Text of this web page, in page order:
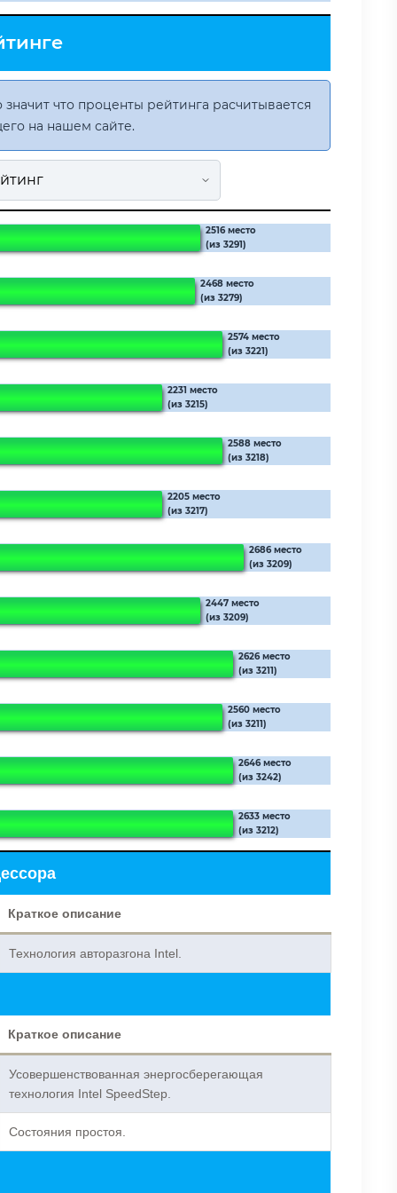
что проценты рейтинга расчитывается
на нашем сайте.
2516 место
(из 3291)
2468 место
(из 3279)
2574 место
(из 3221)
2231 место
(из 3215)
2588 место
(из 3218)
2205 место
(из 3217)
2686 место
(из 3209)
2447 место
(из 3209)
2626 место
(из 3211)
2560 место
(из 3211)
2646 место
(из 3242)
2633 место
(из 3212)
Краткое описание
Технология авторазгона Intel.
Краткое описание
Усовершенствованная энергосберегающая
технология Intel SpeedStep.
Состояния простоя.